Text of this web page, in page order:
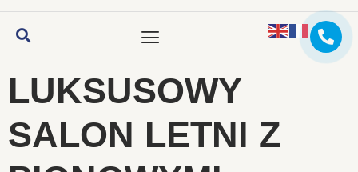
LUKSUSOWY
SALON LETNI Z